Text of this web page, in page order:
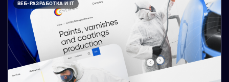
ВЕБ-РАЗРАБОТКА И IT